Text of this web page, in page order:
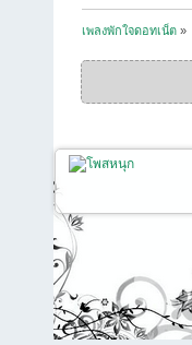
เพลงพักใจดอทเน็ต »